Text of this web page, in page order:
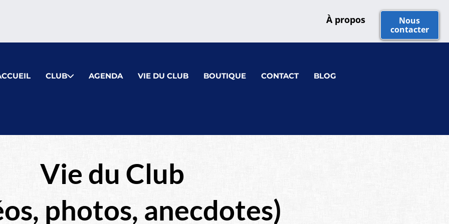
À propos
Nous
contacter
CLUB AGENDA VIE DU CLUB BOUTIQUE CONTACT BLOG
Vie du Club
photos, anecdotes)